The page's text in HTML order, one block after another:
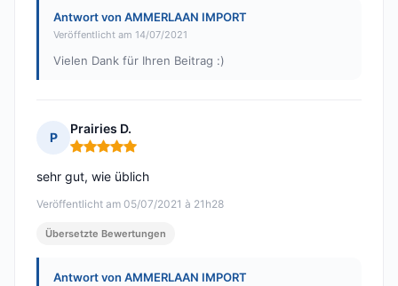
Antwort von AMMERLAAN IMPORT
Veröffentlicht am 14/07/2021
Vielen Dank für Ihren Beitrag :)
P
Prairies D.
Hinweis: 5 von 5
Veröffentlicht am 05/07/2021 à 21h28
sehr gut, wie üblich
Übersetzte Bewertungen
Antwort von AMMERLAAN IMPORT